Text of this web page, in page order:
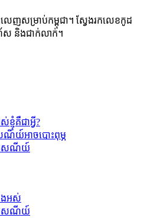
សម្រាប់កម្ពុជា។ ស្វែងរកលេខកូដ
និងជាក់លាក់។
គឺជាអ្វី?
យ៍អាចបោះពុម្ភ
ៃសណីយ៍
ងអស់
ៃសណីយ៍